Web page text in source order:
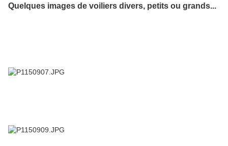
Quelques images de voiliers divers, petits ou grands...